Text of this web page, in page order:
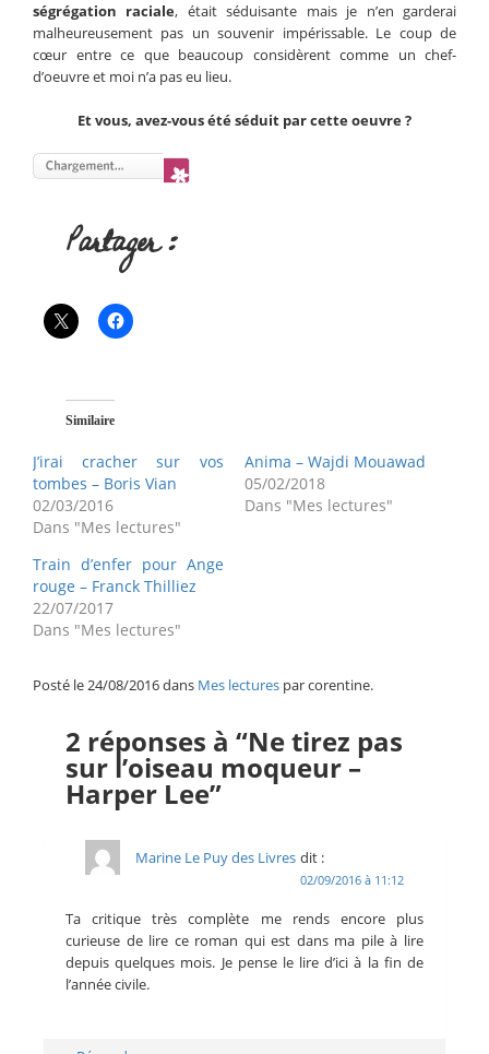
ségrégation raciale, était séduisante mais je n’en garderai
malheureusement pas un souvenir impérissable. Le coup de
cœur entre ce que beaucoup considèrent comme un chef-
d’oeuvre et moi n’a pas eu lieu.
Et vous, avez-vous été séduit par cette oeuvre ?
Partager :
Similaire
J’irai cracher sur vos
tombes – Boris Vian
02/03/2016
Dans "Mes lectures"
Anima – Wajdi Mouawad
05/02/2018
Dans "Mes lectures"
Train d’enfer pour Ange
rouge – Franck Thilliez
22/07/2017
Dans "Mes lectures"
Posté le 24/08/2016 dans Mes lectures par corentine.
2 réponses à “Ne tirez pas
sur l’oiseau moqueur –
Harper Lee”
Marine Le Puy des Livres dit :
02/09/2016 à 11:12
Ta critique très complète me rends encore plus
curieuse de lire ce roman qui est dans ma pile à lire
depuis quelques mois. Je pense le lire d’ici à la fin de
l’année civile.